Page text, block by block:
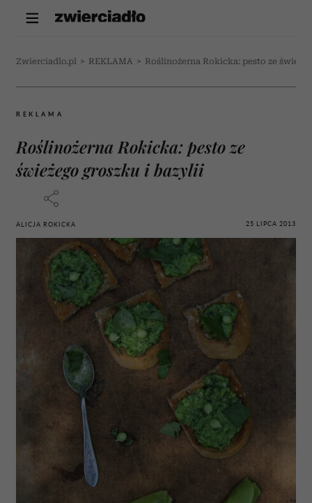
Zwierciadlo.pl > REKLAMA > Roślinożerna Rokicka: pesto ze
REKLAMA
Roślinożerna Rokicka: pesto ze
świeżego groszku i bazylii
ALICJA ROKICKA 25 LIPCA 2013